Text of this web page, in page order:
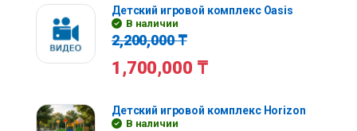
Детский игровой комплекс Oasis
В наличии
2,200,000₸
1,700,000 ₸
Детский игровой комплекс Horizon
В наличии